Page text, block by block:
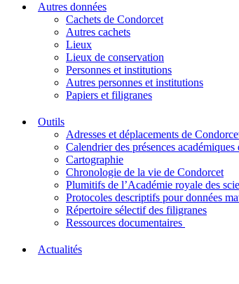
Autres données
Cachets de Condorcet
Autres cachets
Lieux
Lieux de conservation
Personnes et institutions
Autres personnes et institutions
Papiers et filigranes
Outils
Adresses et déplacements de
Calendrier des présences
Cartographie
Chronologie de la vie de Condorcet
Plumitifs de l’Académie royale des
Protocoles descriptifs pour données
Répertoire sélectif des filigranes
Ressources documentaires
Actualités